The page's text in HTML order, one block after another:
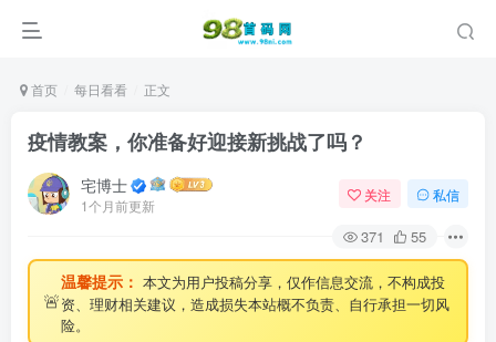
首页 每日看看 正文
疫情教案，你准备好迎接新挑战了吗？
宅博士
1个月前更新
关注 私信
371 55
🚨
温馨提示： 本文为用户投稿分享，仅作信息交流，不构成投
资、理财相关建议，造成损失本站概不负责、自行承担一切风
险。
登录